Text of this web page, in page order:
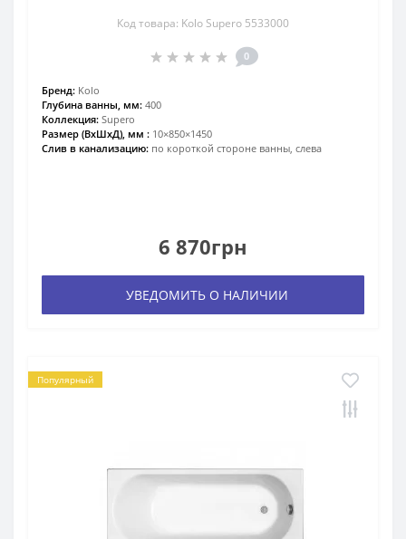
Код товара: Kolo Supero 5533000
0
Бренд: Kolo
Глубина ванны, мм: 400
Коллекция: Supero
Размер (ВхШхД), мм : 10×850×1450
Слив в канализацию: по короткой стороне ванны, слева
6 870грн
УВЕДОМИТЬ О НАЛИЧИИ
Популярный